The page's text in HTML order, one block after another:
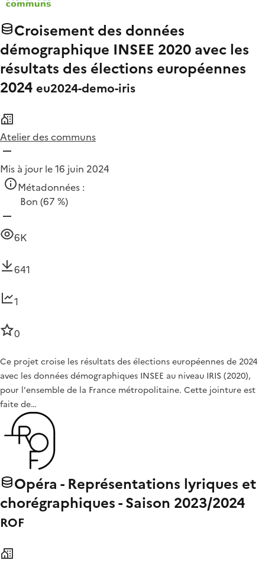
Croisement des données
démographique INSEE 2020 avec les
résultats des élections européennes
2024 eu2024-demo-iris
Atelier des communs
Mis à jour le 16 juin 2024
Métadonnées :
Bon (67 %)
6K
641
1
0
Ce projet croise les résultats des élections européennes de 2024
avec les données démographiques INSEE au niveau IRIS (2020),
pour l'ensemble de la France métropolitaine. Cette jointure est
faite de…
Opéra - Représentations lyriques et
chorégraphiques - Saison 2023/2024
ROF